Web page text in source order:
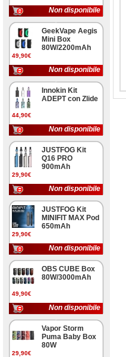
Non disponibile
49,90€
GeekVape Aegis
Mini Box
80W/2200mAh
Non disponibile
44,90€
Innokin Kit
ADEPT con Zlide
Non disponibile
29,90€
JUSTFOG Kit
Q16 PRO
900mAh
Non disponibile
29,90€
JUSTFOG Kit
MINIFIT MAX Pod
650mAh
Non disponibile
49,90€
OBS CUBE Box
80W/3000mAh
Non disponibile
29,90€
Vapor Storm
Puma Baby Box
80W